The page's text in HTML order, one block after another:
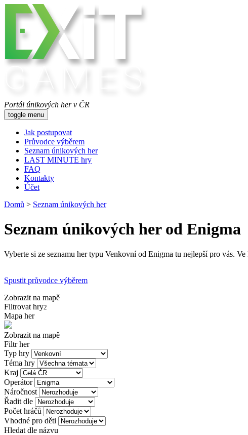
Portál únikových her v ČR
toggle menu
Jak postupovat
Průvodce výběrem
Seznam únikových her
LAST MINUTE hry
FAQ
Kontakty
Účet
Domů > Seznam únikových her
Seznam únikových her od Enigma
Vyberte si ze seznamu her typu Venkovní od Enigma tu nejlepší pro vás.
Spustit průvodce výběrem
Zobrazit na mapě
Filtrovat hry2
Mapa her
Zobrazit na mapě
Filtr her
Typ hry
Téma hry
Kraj
Operátor
Náročnost
Řadit dle
Počet hráčů
Vhodné pro děti
Hledat dle názvu